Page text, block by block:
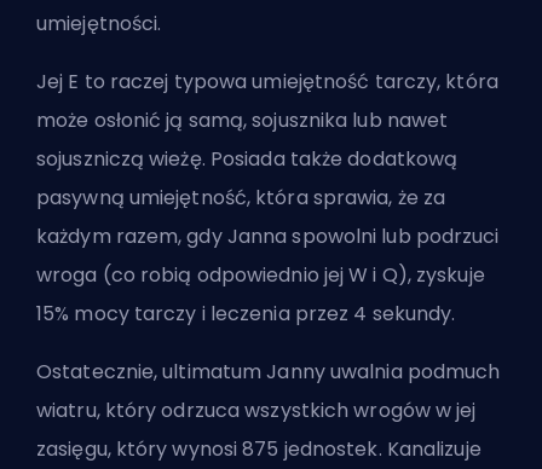
umiejętności.
Jej E to raczej typowa umiejętność tarczy, która
może osłonić ją samą, sojusznika lub nawet
sojuszniczą wieżę. Posiada także dodatkową
pasywną umiejętność, która sprawia, że za
każdym razem, gdy Janna spowolni lub podrzuci
wroga (co robią odpowiednio jej W i Q), zyskuje
15% mocy tarczy i leczenia przez 4 sekundy.
Ostatecznie, ultimatum Janny uwalnia podmuch
wiatru, który odrzuca wszystkich wrogów w jej
zasięgu, który wynosi 875 jednostek. Kanalizuje